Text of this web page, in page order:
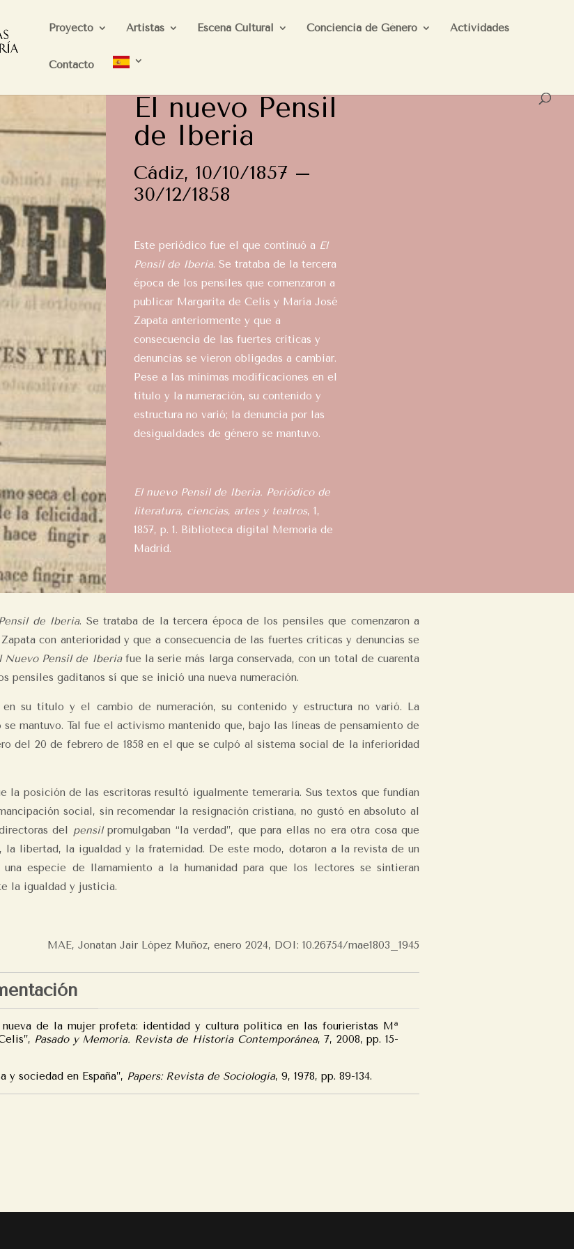
Proyecto Artistas Escena Cultural Conciencia de Género Actividades
Contacto
El nuevo Pensil
de Iberia
Cádiz, 10/10/1857 –
30/12/1858
Este periódico fue el que continuó a El
Pensil de Iberia. Se trataba de la tercera
época de los pensiles que comenzaron a
publicar Margarita de Celis y María José
Zapata anteriormente y que a
consecuencia de las fuertes críticas y
denuncias se vieron obligadas a cambiar.
Pese a las mínimas modificaciones en el
título y la numeración, su contenido y
estructura no varió; la denuncia por las
desigualdades de género se mantuvo.
El nuevo Pensil de Iberia. Periódico de
literatura, ciencias, artes y teatros, 1,
1857, p. 1. Biblioteca digital Memoria de
Madrid.
de Iberia. Se trataba de la tercera época de los pensiles que comenzaron a
con anterioridad y que a consecuencia de las fuertes críticas y denuncias se
Nuevo Pensil de Iberiafue la serie más larga conservada, con un total de cuarenta
pensiles gaditanos sí que se inició una nueva numeración.
su título y el cambio de numeración, su contenido y estructura no varió. La
mantuvo. Tal fue el activismo mantenido que, bajo las líneas de pensamiento de
del 20 de febrero de 1858 en el que se culpó al sistema social de la inferioridad
la posición de las escritoras resultó igualmente temeraria. Sus textos que fundían
social, sin recomendar la resignación cristiana, no gustó en absoluto al
del pensilpromulgaban “la verdad”, que para ellas no era otra cosa que
libertad, la igualdad y la fraternidad. De este modo, dotaron a la revista de un
especie de llamamiento a la humanidad para que los lectores se sintieran
la igualdad y justicia.
MAE, Jonatan Jair López Muñoz, enero 2024, DOI: 10.26754/mae1803_1945
nueva de la mujer profeta: identidad y cultura política en las fourieristas Mª
Pasado y Memoria. Revista de Historia Contemporánea, 7, 2008, pp. 15-
y sociedad en España”, Papers: Revista de Sociología, 9, 1978, pp. 89-134.